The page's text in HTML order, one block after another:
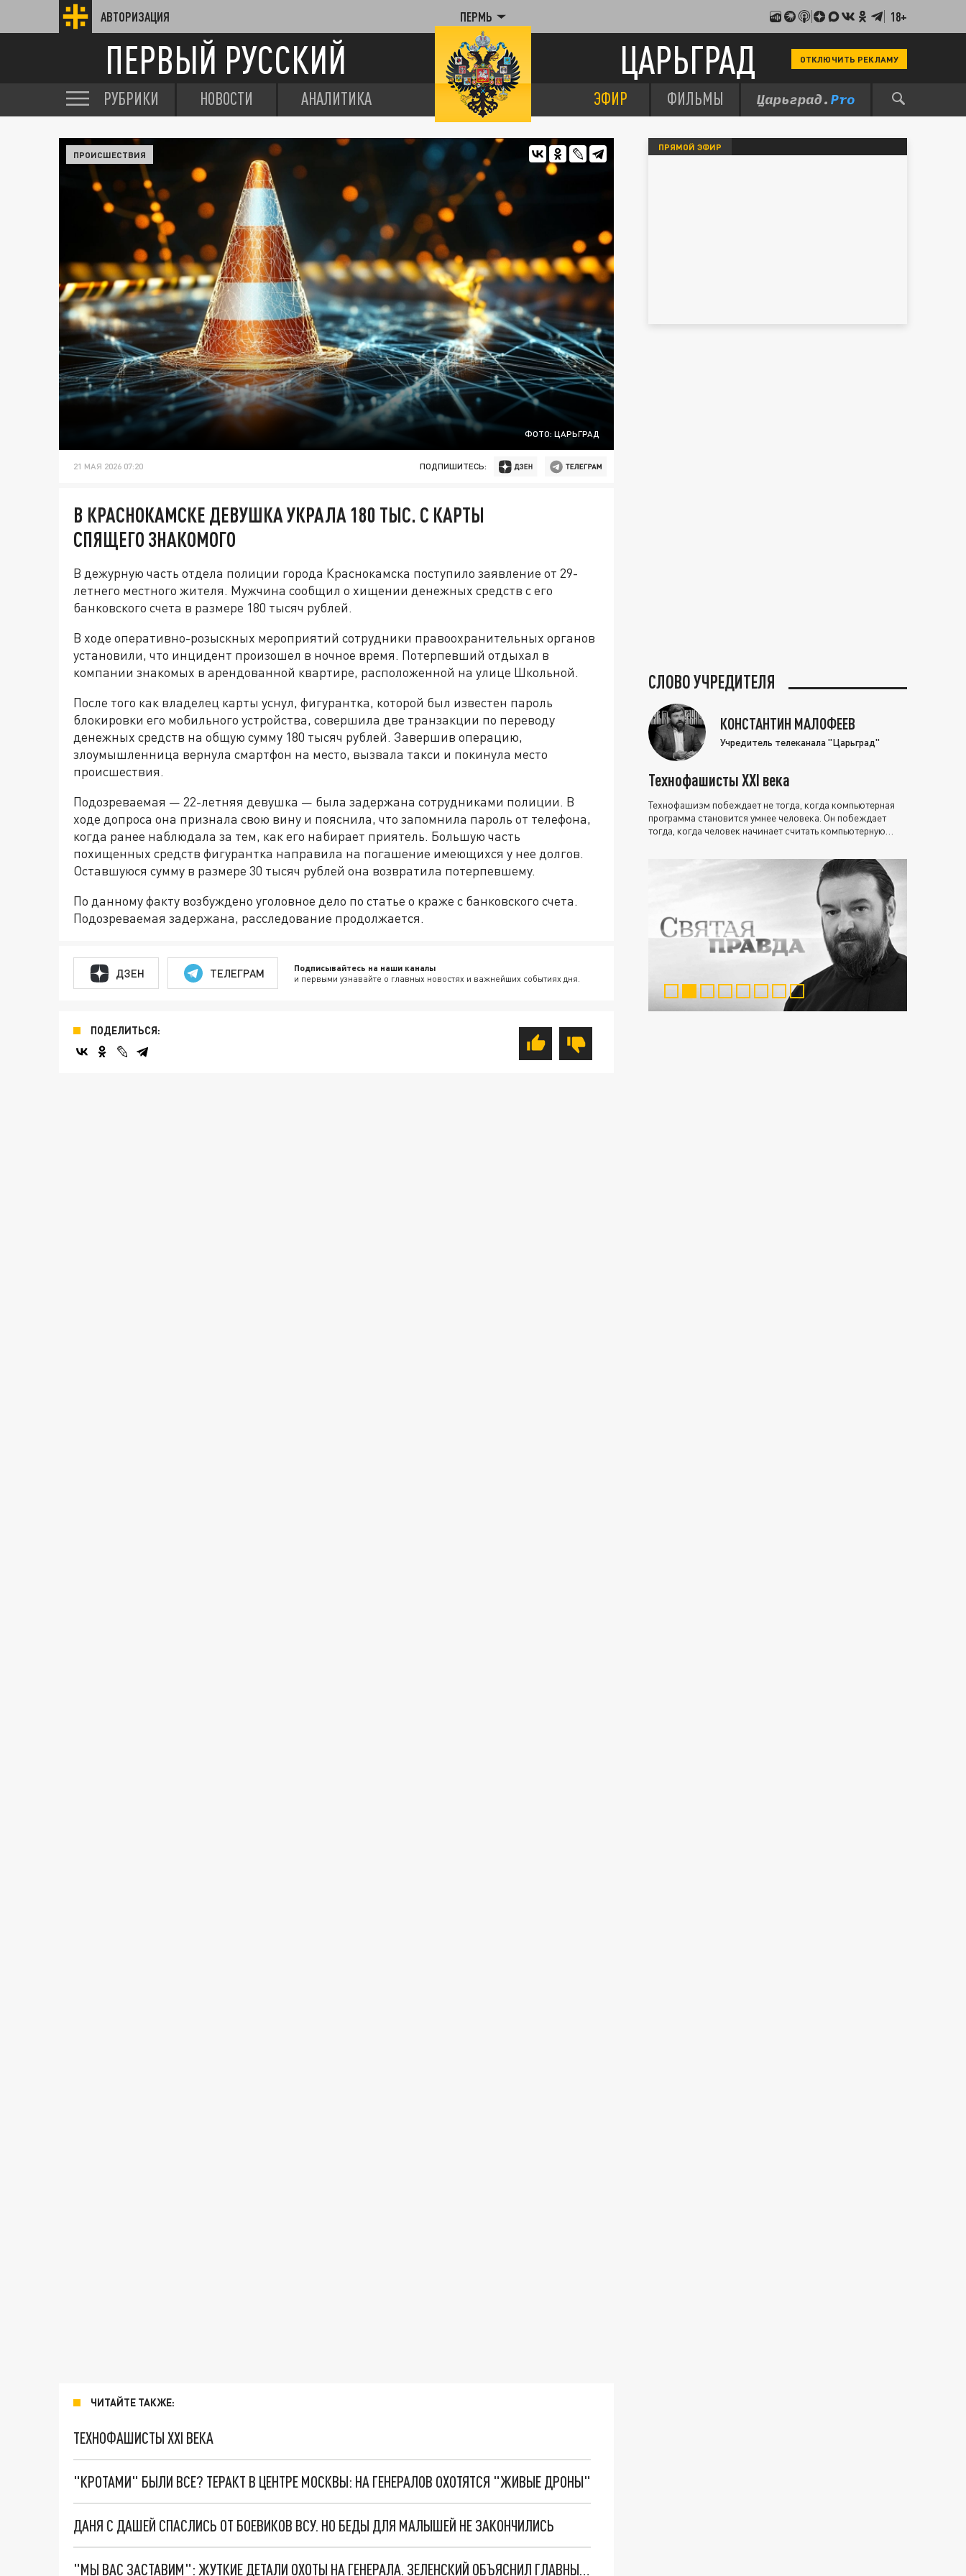
АВТОРИЗАЦИЯ ПЕРМЬ 18+
ПЕРВЫЙ РУССКИЙ ЦАРЬГРАД ОТКЛЮЧИТЬ РЕКЛАМУ
РУБРИКИ НОВОСТИ АНАЛИТИКА ЭФИР ФИЛЬМЫ
ФОТО: ЦАРЬГРАД
ПРОИСШЕСТВИЯ
21 МАЯ 2026 07:20 ПОДПИШИТЕСЬ:
В КРАСНОКАМСКЕ ДЕВУШКА УКРАЛА 180 ТЫС. С КАРТЫ
СПЯЩЕГО ЗНАКОМОГО
В дежурную часть отдела полиции города Краснокамска поступило заявление от 29-
летнего местного жителя. Мужчина сообщил о хищении денежных средств с его
банковского счета в размере 180 тысяч рублей.
В ходе оперативно-розыскных мероприятий сотрудники правоохранительных органов
установили, что инцидент произошел в ночное время. Потерпевший отдыхал в
компании знакомых в арендованной квартире, расположенной на улице Школьной.
После того как владелец карты уснул, фигурантка, которой был известен пароль
блокировки его мобильного устройства, совершила две транзакции по переводу
денежных средств на общую сумму 180 тысяч рублей. Завершив операцию,
злоумышленница вернула смартфон на место, вызвала такси и покинула место
происшествия.
Подозреваемая — 22-летняя девушка — была задержана сотрудниками полиции. В
ходе допроса она признала свою вину и пояснила, что запомнила пароль от телефона,
когда ранее наблюдала за тем, как его набирает приятель. Большую часть
похищенных средств фигурантка направила на погашение имеющихся у нее долгов.
Оставшуюся сумму в размере 30 тысяч рублей она возвратила потерпевшему.
По данному факту возбуждено уголовное дело по статье о краже с банковского счета.
Подозреваемая задержана, расследование продолжается.
ДЗЕН ТЕЛЕГРАМ Подписывайтесь на наши каналы
и первыми узнавайте о главных новостях и важнейших событиях дня.
ПОДЕЛИТЬСЯ:
ЧИТАЙТЕ ТАКЖЕ:
ТЕХНОФАШИСТЫ XXI ВЕКА
"КРОТАМИ" БЫЛИ ВСЕ? ТЕРАКТ В ЦЕНТРЕ МОСКВЫ: НА ГЕНЕРАЛОВ ОХОТЯТСЯ "ЖИВЫЕ ДРОНЫ"
ДАНЯ С ДАШЕЙ СПАСЛИСЬ ОТ БОЕВИКОВ ВСУ. НО БЕДЫ ДЛЯ МАЛЫШЕЙ НЕ ЗАКОНЧИЛИСЬ
"МЫ ВАС ЗАСТАВИМ": ЖУТКИЕ ДЕТАЛИ ОХОТЫ НА ГЕНЕРАЛА. ЗЕЛЕНСКИЙ ОБЪЯСНИЛ ГЛАВНЫЙ СМЫСЛ ТЕРАКТА В ЦЕНТРЕ МОСКВЫ
ПРЯМОЙ ЭФИР
СЛОВО УЧРЕДИТЕЛЯ
КОНСТАНТИН МАЛОФЕЕВ
Учредитель телеканала "Царьград"
Технофашисты XXI века
Технофашизм побеждает не тогда, когда компьютерная
программа становится умнее человека. Он побеждает
тогда, когда человек начинает считать компьютерную